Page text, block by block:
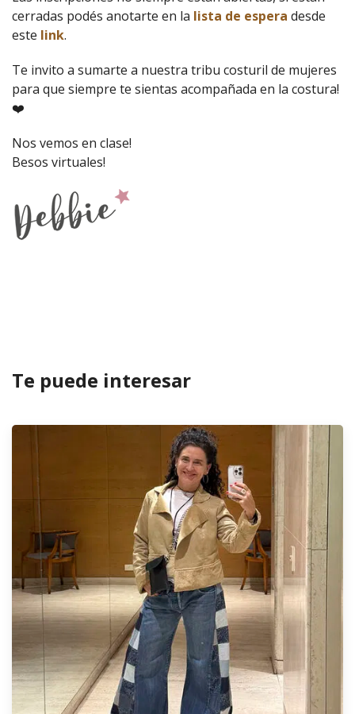
cerradas podés anotarte en la lista de espera desde
este link.
Te invito a sumarte a nuestra tribu costuril de mujeres
para que siempre te sientas acompañada en la costura!
❤️
Nos vemos en clase!
Besos virtuales!
Te puede interesar